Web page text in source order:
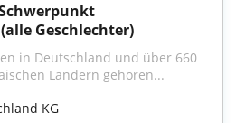
Geschlechter)
in Deutschland und über 660
Ländern gehören...
KG